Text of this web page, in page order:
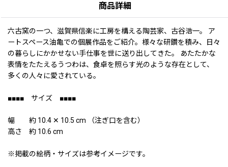
商品詳細
六古窯の一つ、滋賀県信楽に工房を構える陶芸家、古谷浩一。 ア
ートスペース油亀での個展作品をご紹介。様々な研鑽を積み、日々
の暮らしにかかせない手仕事を世に送り出してきた。 あたたかな
表情をたたえるうつわは、食卓を照らす光のような存在として、
多くの人々に愛されている。
■■■■ サイズ ■■■■
幅 約 10.4 ✕ 10.5 cm （注ぎ口を含む）
高さ 約 10.6 cm
※掲載の絵柄・サイズは参考イメージです。